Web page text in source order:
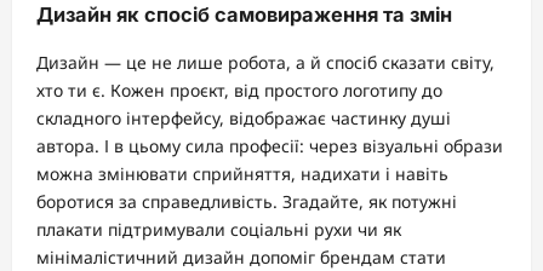
Дизайн як спосіб самовираження та змін
Дизайн — це не лише робота, а й спосіб сказати світу,
хто ти є. Кожен проєкт, від простого логотипу до
складного інтерфейсу, відображає частинку душі
автора. І в цьому сила професії: через візуальні образи
можна змінювати сприйняття, надихати і навіть
боротися за справедливість. Згадайте, як потужні
плакати підтримували соціальні рухи чи як
мінімалістичний дизайн допоміг брендам стати